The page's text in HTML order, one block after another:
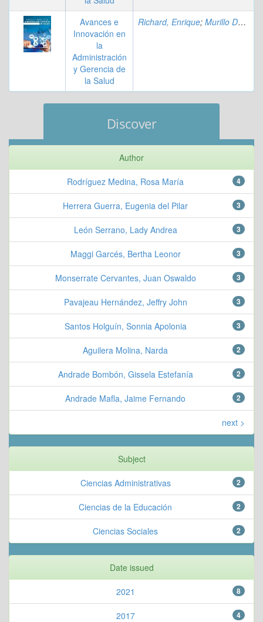
Avances e
Innovación en
la
Administración
y Gerencia de
la Salud
Richard, Enrique; Murillo Delgado, Erick Paul
Discover
Author
4
Rodríguez Medina, Rosa María
3
Herrera Guerra, Eugenia del Pilar
3
León Serrano, Lady Andrea
3
Maggi Garcés, Bertha Leonor
3
Monserrate Cervantes, Juan Oswaldo
3
Pavajeau Hernández, Jeffry John
3
Santos Holguín, Sonnia Apolonia
2
Aguilera Molina, Narda
2
Andrade Bombón, Gissela Estefanía
2
Andrade Mafla, Jaime Fernando
next >
Subject
2
Ciencias Administrativas
2
Ciencias de la Educación
2
Ciencias Sociales
Date issued
8
2021
4
2017